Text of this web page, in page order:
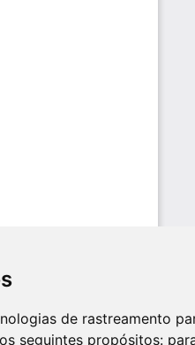
de rastreamento
seguintes propósitos: